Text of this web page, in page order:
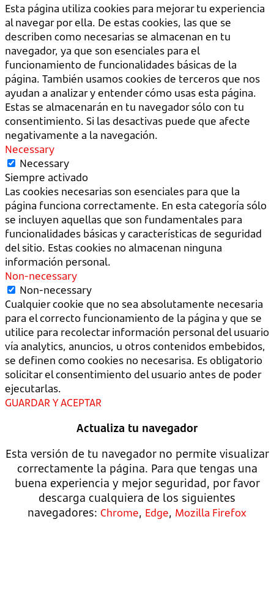
Esta página utiliza cookies para mejorar tu experiencia
al navegar por ella. De estas cookies, las que se
describen como necesarias se almacenan en tu
navegador, ya que son esenciales para el
funcionamiento de funcionalidades básicas de la
página. También usamos cookies de terceros que nos
ayudan a analizar y entender cómo usas esta página.
Estas se almacenarán en tu navegador sólo con tu
consentimiento. Si las desactivas puede que afecte
negativamente a la navegación.
Necessary
Necessary
Siempre activado
Las cookies necesarias son esenciales para que la
página funciona correctamente. En esta categoría sólo
se incluyen aquellas que son fundamentales para
funcionalidades básicas y características de seguridad
del sitio. Estas cookies no almacenan ninguna
información personal.
Non-necessary
Non-necessary
Cualquier cookie que no sea absolutamente necesaria
para el correcto funcionamiento de la página y que se
utilice para recolectar información personal del usuario
vía analytics, anuncios, u otros contenidos embebidos,
se definen como cookies no necesarisa. Es obligatorio
solicitar el consentimiento del usuario antes de poder
ejecutarlas.
GUARDAR Y ACEPTAR
Actualiza tu navegador
Esta versión de tu navegador no permite visualizar
correctamente la página. Para que tengas una
buena experiencia y mejor seguridad, por favor
descarga cualquiera de los siguientes
navegadores: Chrome, Edge, Mozilla Firefox